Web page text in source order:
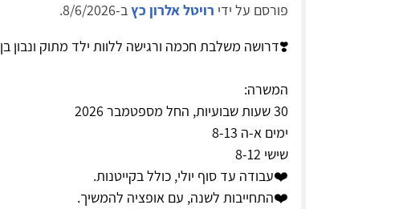
פורסם על ידי רויטל אלרון כץב-8/6/2026.
❣️דרושה משלבת חכמה ורגישה ללוות ילד מתוק ונבון בן 6, העולה לכיתה א׳ בנתניה.
המשרה:
30 שעות שבועיות, החל מספטמבר 2026
ימים א-ה 8-13
שישי 8-12
❤️עבודה עד סוף יולי, כולל בקייטנות.
❤️התחייבות לשנה, עם אופציה להמשיך.